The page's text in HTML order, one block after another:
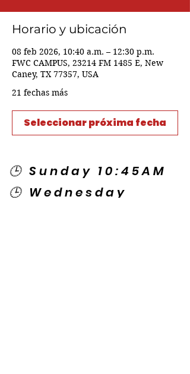
Horario y ubicación
08 feb 2026, 10:40 a.m. – 12:30 p.m.
FWC CAMPUS, 23214 FM 1485 E, New
Caney, TX 77357, USA
21 fechas más
Seleccionar próxima fecha
🕒 Sunday 10:45AM
🕒 Wednesday